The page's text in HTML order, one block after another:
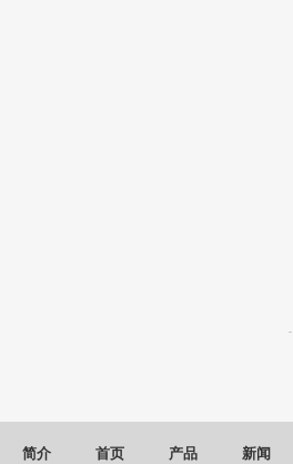
简介 首页 产品 新闻